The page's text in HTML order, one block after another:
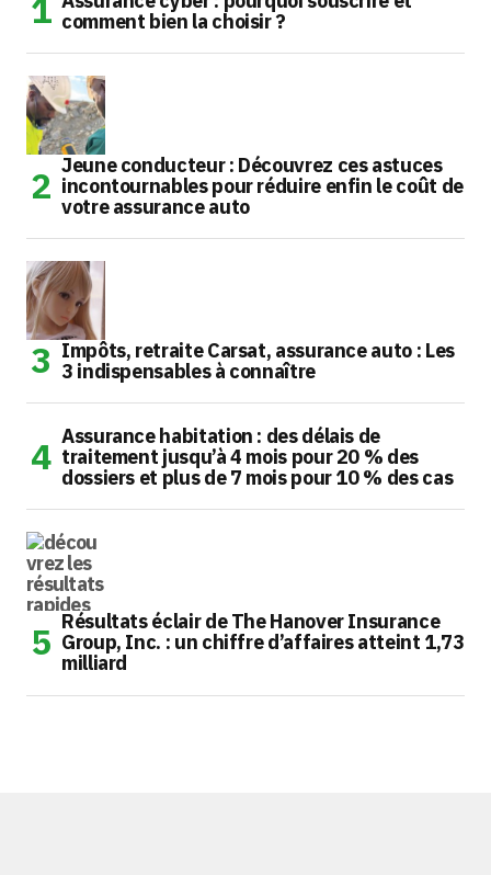
comment bien la choisir ?
Jeune conducteur : Découvrez ces astuces
incontournables pour réduire enfin le coût de
votre assurance auto
Impôts, retraite Carsat, assurance auto : Les
3 indispensables à connaître
Assurance habitation : des délais de
traitement jusqu’à 4 mois pour 20 % des
dossiers et plus de 7 mois pour 10 % des cas
Résultats éclair de The Hanover Insurance
Group, Inc. : un chiffre d’affaires atteint 1,73
milliard